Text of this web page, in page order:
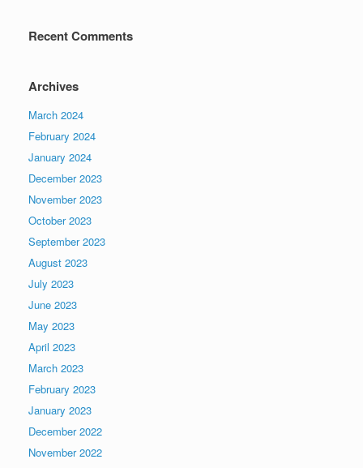
Recent Comments
Archives
March 2024
February 2024
January 2024
December 2023
November 2023
October 2023
September 2023
August 2023
July 2023
June 2023
May 2023
April 2023
March 2023
February 2023
January 2023
December 2022
November 2022